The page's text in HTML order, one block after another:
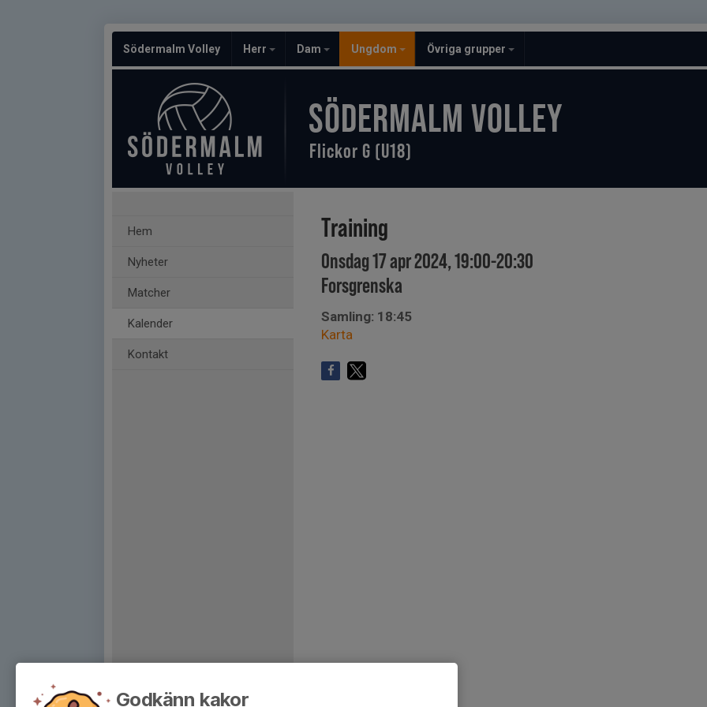
Södermalm Volley Herr Dam Ungdom Övriga grupper
SÖDERMALM VOLLEY
Flickor G (U18)
Hem
Nyheter
Matcher
Kalender
Kontakt
Training
Onsdag 17 apr 2024, 19:00-20:30
Forsgrenska
Samling: 18:45
Karta
Godkänn kakor